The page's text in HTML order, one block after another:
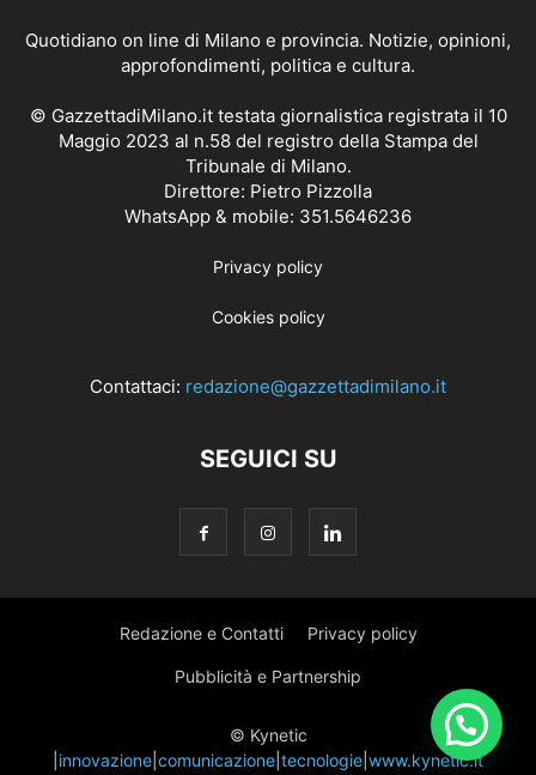
Quotidiano on line di Milano e provincia. Notizie, opinioni,
approfondimenti, politica e cultura.
© GazzettadiMilano.it testata giornalistica registrata il 10
Maggio 2023 al n.58 del registro della Stampa del
Tribunale di Milano.
Direttore: Pietro Pizzolla
WhatsApp & mobile: 351.5646236
Privacy policy
Cookies policy
Contattaci: redazione@gazzettadimilano.it
SEGUICI SU
Redazione e Contatti Privacy policy
Pubblicità e Partnership
© Kynetic
innovazione comunicazione tecnologie www.kynetic.it